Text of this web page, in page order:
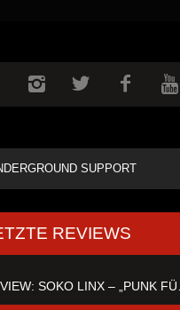
SUPPORT
REVIEWS